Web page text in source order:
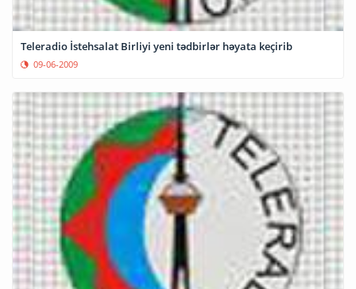
Teleradio İstehsalat Birliyi yeni tədbirlər həyata keçirib
09-06-2009